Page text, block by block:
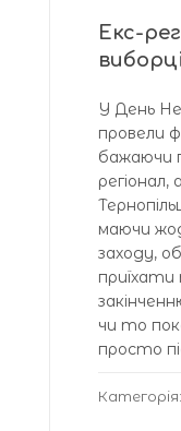
Екс-
У День
провели
бажаючи
маючи
заходу,
приїхати
чи то
просто
Категорія: